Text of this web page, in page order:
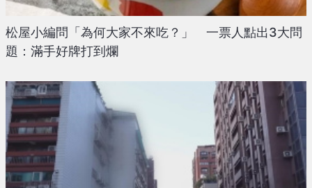
松屋小編問「為何大家不來吃？」 一票人點出3大問
題：滿手好牌打到爛